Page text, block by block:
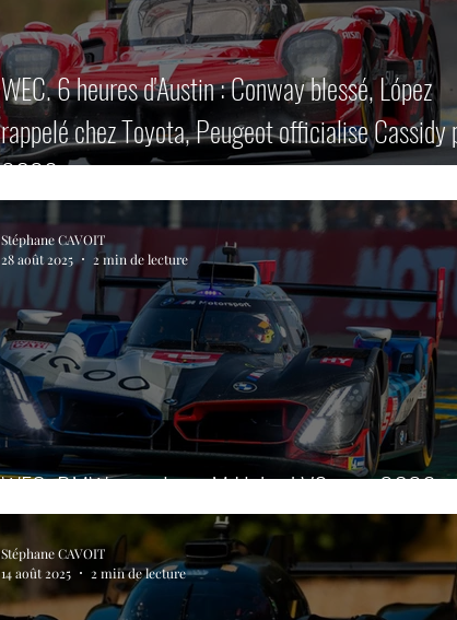
WEC. 6 heures d'Austin : Conway blessé, López
rappelé chez Toyota, Peugeot officialise Cassidy
2026.
WEC. BMW muscle sa M Hybrid V8 pour 2026.
Stéphane CAVOIT
28 août 2025
2 min de lecture
Stéphane CAVOIT
14 août 2025
2 min de lecture